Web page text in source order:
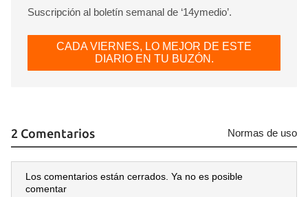
Guardar como favorito
Para poder guardar como favorito, primero has de
Suscripción al boletín semanal de ‘14ymedio’.
CADA VIERNES, LO MEJOR DE ESTE
DIARIO EN TU BUZÓN.
2 Comentarios Normas de uso
Los comentarios están cerrados. Ya no es posible
comentar